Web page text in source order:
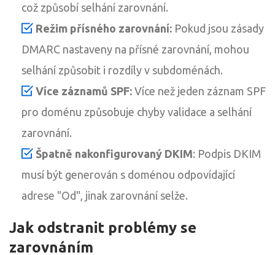
což způsobí selhání zarovnání.
Režim přísného zarovnání: Pokud jsou zásady
DMARC nastaveny na přísné zarovnání, mohou
selhání způsobit i rozdíly v subdoménách.
Více záznamů SPF: Více než jeden záznam SPF
pro doménu způsobuje chyby validace a selhání
zarovnání.
Špatně nakonfigurovaný DKIM: Podpis DKIM
musí být generován s doménou odpovídající
adrese "Od", jinak zarovnání selže.
Jak odstranit problémy se
zarovnáním